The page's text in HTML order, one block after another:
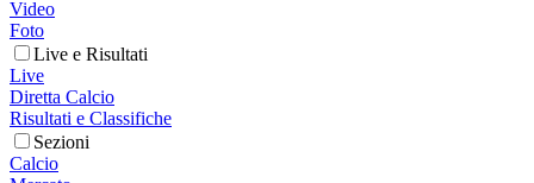
Video
Foto
Live e Risultati
Live
Diretta Calcio
Risultati e Classifiche
Sezioni
Calcio